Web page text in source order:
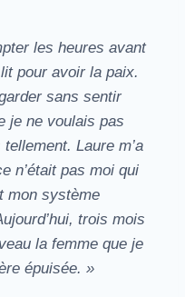
les heures avant
pour avoir la paix.
sans sentir
je ne voulais pas
Laure m’a
n’était pas moi qui
mon système
trois mois
la femme que je
épuisée. »